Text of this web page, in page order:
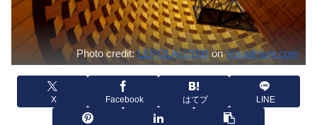
Photo credit:LEPOLAU2008onVisualHunt.com
X Facebook はてブ LINE